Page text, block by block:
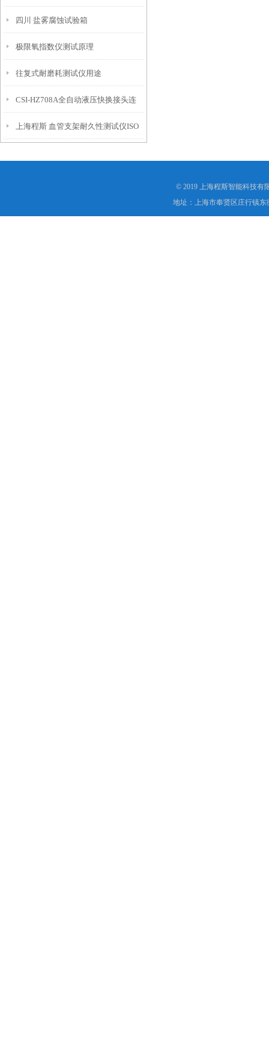
四川 盐雾腐蚀试验箱
极限氧指数仪测试原理
往复式耐磨耗测试仪用途
CSI-HZ708A全自动液压快换接头连
接器插拔泄漏测试仪
上海程斯 血管支架耐久性测试仪ISO
© 2019 上海程斯智能科技有
地址：上海市奉贤区庄行镇东